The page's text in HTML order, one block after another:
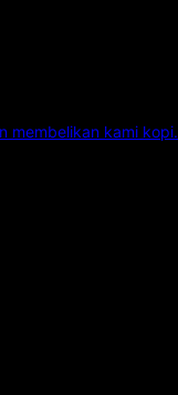
membelikan kami kopi.